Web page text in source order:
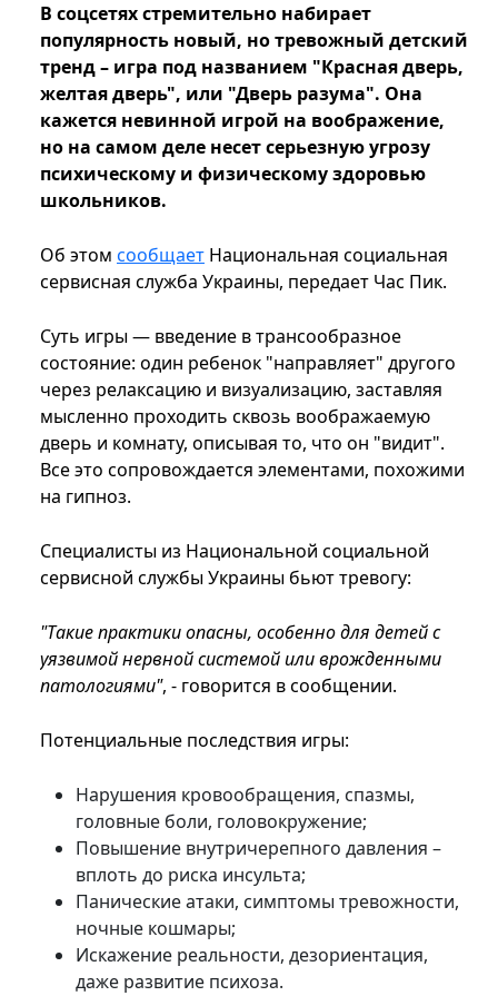
В соцсетях стремительно набирает
популярность новый, но тревожный детский
тренд – игра под названием "Красная дверь,
желтая дверь", или "Дверь разума". Она
кажется невинной игрой на воображение,
но на самом деле несет серьезную угрозу
психическому и физическому здоровью
школьников.
Об этом сообщает Национальная социальная
сервисная служба Украины, передает Час Пик.
Суть игры — введение в трансообразное
состояние: один ребенок "направляет" другого
через релаксацию и визуализацию, заставляя
мысленно проходить сквозь воображаемую
дверь и комнату, описывая то, что он "видит".
Все это сопровождается элементами, похожими
на гипноз.
Специалисты из Национальной социальной
сервисной службы Украины бьют тревогу:
"Такие практики опасны, особенно для детей с
уязвимой нервной системой или врожденными
патологиями", - говорится в сообщении.
Потенциальные последствия игры:
Нарушения кровообращения, спазмы,
головные боли, головокружение;
Повышение внутричерепного давления –
вплоть до риска инсульта;
Панические атаки, симптомы тревожности,
ночные кошмары;
Искажение реальности, дезориентация,
даже развитие психоза.